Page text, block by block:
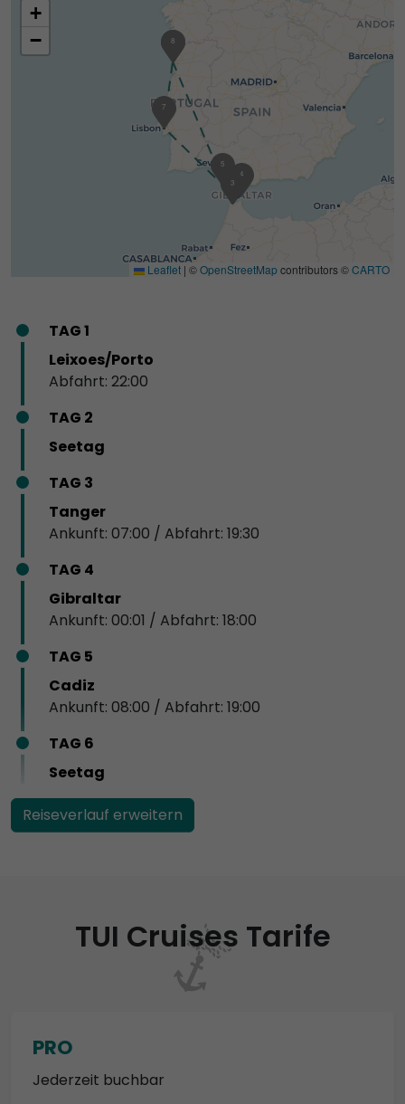
1
3
4
5
7
8
+
−
Leaflet | ©OpenStreetMapcontributors ©CARTO
TAG 1
Leixoes/Porto
Abfahrt: 22:00
TAG 2
Seetag
TAG 3
Tanger
Ankunft: 07:00 / Abfahrt: 19:30
TAG 4
Gibraltar
Ankunft: 00:01 / Abfahrt: 18:00
TAG 5
Cadiz
Ankunft: 08:00 / Abfahrt: 19:00
TAG 6
Seetag
Reiseverlauf erweitern
TUI Cruises Tarife
PRO
Jederzeit buchbar